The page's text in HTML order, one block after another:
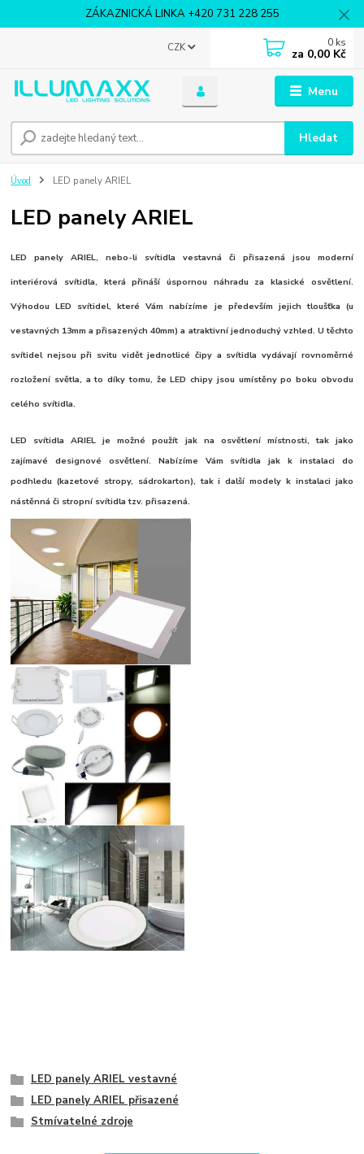
ZÁKAZNICKÁ LINKA +420 731 228 255
Menu
CZK
Hledat
0 ks
za 0,00 Kč
Úvod LED panely ARIEL
LED panely ARIEL
LED panely ARIEL, nebo-li svítidla vestavná či přisazená jsou moderní
interiérová svítidla, která přináší úspornou náhradu za klasické osvětlení.
Výhodou LED svítidel, které Vám nabízíme je především jejich tloušťka (u
vestavných 13mm a přisazených 40mm) a atraktivní jednoduchý vzhled. U těchto
svítidel nejsou při svitu vidět jednotlicé čipy a svítidla vydávají rovnoměrné
rozložení světla, a to díky tomu, že LED chipy jsou umístěny po boku obvodu
celého svítidla.
LED svítidla ARIEL je možné použít jak na osvětlení místnosti, tak jako
zajímavé designové osvětlení. Nabízíme Vám svítidla jak k instalaci do
podhledu (kazetové stropy, sádrokarton), tak i další modely k instalaci jako
nástěnná či stropní svítidla tzv. přisazená.
LED panely ARIEL vestavné
LED panely ARIEL přisazené
Stmívatelné zdroje